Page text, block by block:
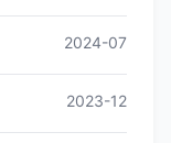
2024-07
2023-12